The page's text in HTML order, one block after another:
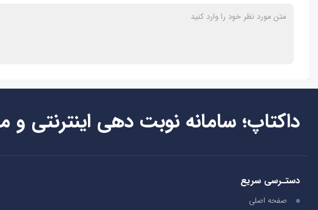
داکتاپ؛ سامانه نوبت دهی اینترنتی و
دستـرسی سریع
صفحه اصلی